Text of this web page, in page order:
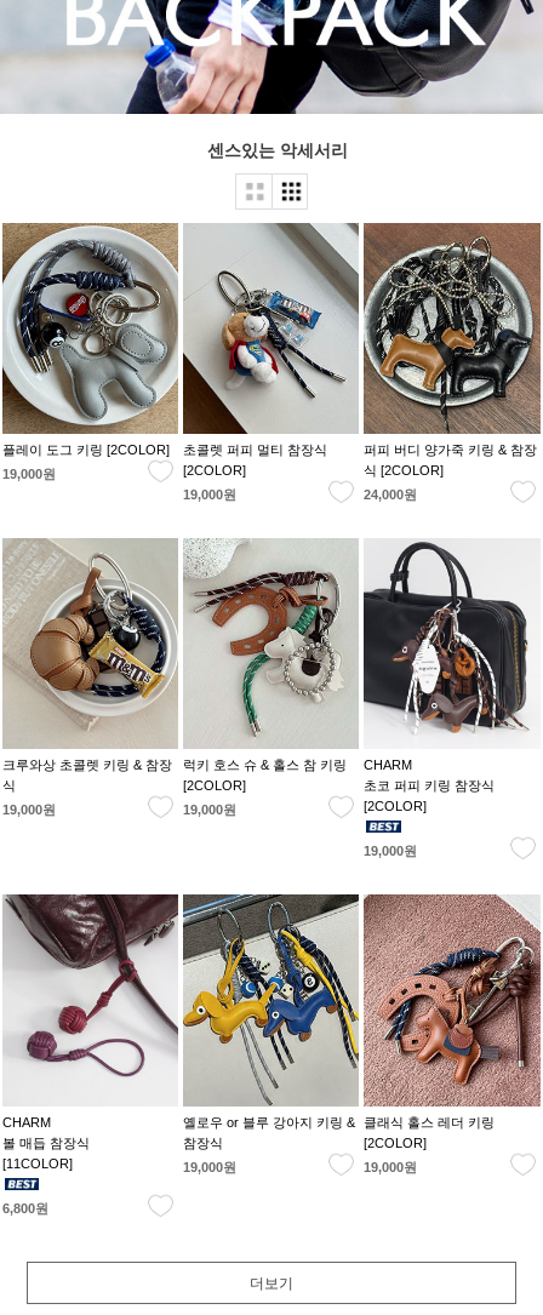
센스있는 악세서리
플레이 도그 키링 [2COLOR]
19,000원
초콜렛 퍼피 멀티 참장식
[2COLOR]
19,000원
퍼피 버디 양가죽 키링 & 참장
식 [2COLOR]
24,000원
크루와상 초콜렛 키링 & 참장
식
19,000원
럭키 호스 슈 & 홀스 참 키링
[2COLOR]
19,000원
CHARM
초코 퍼피 키링 참장식
[2COLOR]
19,000원
CHARM
볼 매듭 참장식
[11COLOR]
6,800원
옐로우 or 블루 강아지 키링 &
참장식
19,000원
클래식 홀스 레더 키링
[2COLOR]
19,000원
더보기